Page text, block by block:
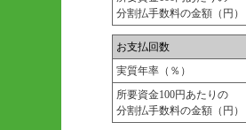
分割払手数料の金額（円）
お支払回数
実質年率（％）
所要資金100円あたりの
分割払手数料の金額（円）